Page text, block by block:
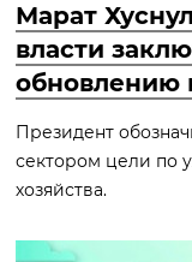
Марат
власти
обновлению
Президент
сектором цели по
хозяйства.